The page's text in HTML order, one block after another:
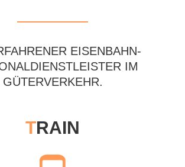
EISENBAHN-
IM
GÜTERVERKEHR.
TRAIN